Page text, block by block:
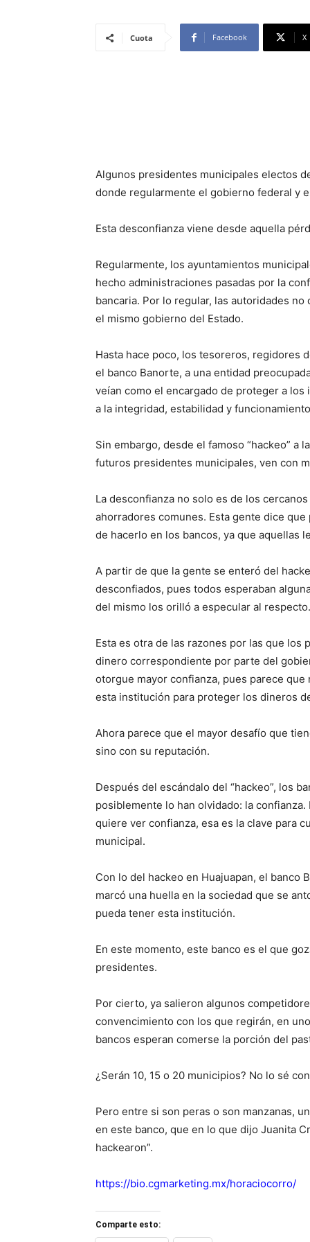
Cuota Facebook X
Algunos presidentes municipales electos
donde regularmente el gobierno federal y
Esta desconfianza viene desde aquella
Regularmente, los ayuntamientos
hecho administraciones pasadas por la
bancaria. Por lo regular, las autoridades
el mismo gobierno del Estado.
Hasta hace poco, los tesoreros, regidores
el banco Banorte, a una entidad
veían como el encargado de proteger a
a la integridad, estabilidad y
Sin embargo, desde el famoso “hackeo” a
futuros presidentes municipales, ven con
La desconfianza no solo es de los
ahorradores comunes. Esta gente dice
de hacerlo en los bancos, ya que aquellas
A partir de que la gente se enteró del
desconfiados, pues todos esperaban
del mismo los orilló a especular al respecto.
Esta es otra de las razones por las que
dinero correspondiente por parte del
otorgue mayor confianza, pues parece
esta institución para proteger los dineros
Ahora parece que el mayor desafío que
sino con su reputación.
Después del escándalo del “hackeo”, los
posiblemente lo han olvidado: la
quiere ver confianza, esa es la clave para
municipal.
Con lo del hackeo en Huajuapan, el
marcó una huella en la sociedad que se
pueda tener esta institución.
En este momento, este banco es el que
presidentes.
Por cierto, ya salieron algunos
convencimiento con los que regirán, en
bancos esperan comerse la porción del
¿Serán 10, 15 o 20 municipios? No lo sé
Pero entre si son peras o son manzanas,
en este banco, que en lo que dijo Juanita
hackearon”.
https://bio.cgmarketing.mx/horaciocorro/
Comparte esto: